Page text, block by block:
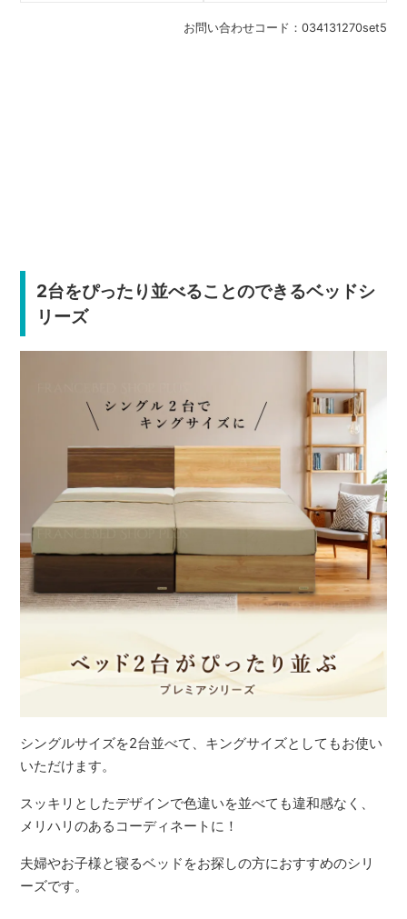
お問い合わせコード： 034131270set5
2台をぴったり並べることのできるベッドシ
リーズ
シングルサイズを2台並べて、キングサイズとしてもお使い
いただけます。
スッキリとしたデザインで色違いを並べても違和感なく、
メリハリのあるコーディネートに！
夫婦やお子様と寝るベッドをお探しの方におすすめのシリ
ーズです。